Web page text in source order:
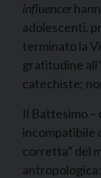
influencer
adolescenti,
terminato la
gratitudine
catechiste;
Il Battesimo –
incompatibile
corretta” del
antropologica: